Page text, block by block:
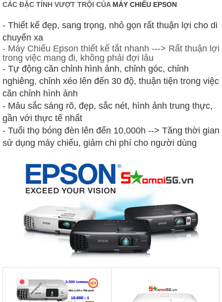
CÁC ĐẶC TÍNH VƯỢT TRỘI CỦA MÁY CHIẾU EPSON
- Thiết kế đẹp, sang trọng, nhỏ gọn rất thuận lợi cho di
chuyển xa
- Máy Chiếu Epson thiết kế tắt nhanh ---> Rất thuận lợi
trong việc mang đi, không phải đợi lâu
- Tự động căn chỉnh hình ảnh, chỉnh góc, chỉnh
nghiêng, chỉnh xéo lên đến 30 độ, thuận tiện trong việc
căn chỉnh hình ảnh
- Mảu sắc sáng rõ, đẹp, sắc nét, hình ảnh trung thực,
gần với thực tế nhất
- Tuổi thọ bóng đèn lên đến 10,000h --> Tăng thời gian
sử dụng máy chiếu, giảm chi phí cho người dùng